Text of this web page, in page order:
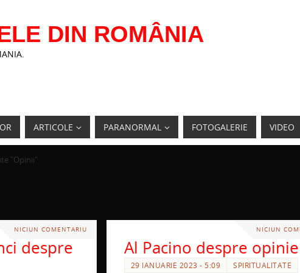
DIN ROMÂNIA
ARTICOLE PARANORMAL FOTOGALERIE VIDEO
"Opinii"
NICIUN COMENTARIU
despre
NICIUN
Al Pacino despre opinie
29 IANUARIE 2023 - 5:09 SPIRITUALITATE